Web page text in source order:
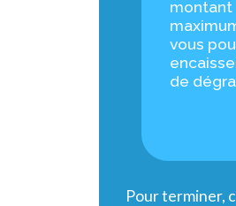
montant
vous
de
Pour terminer,